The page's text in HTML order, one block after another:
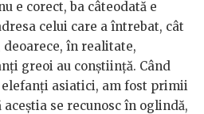
e corect, ba câteodată e
celui care a întrebat, cât
în realitate,
greoi au conștiință. Când
elefanți asiatici, am fost primii
se recunosc în oglindă,